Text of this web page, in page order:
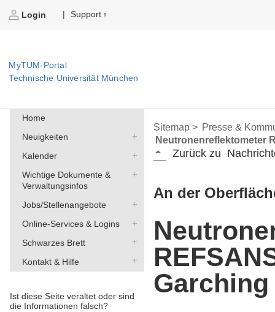
Login | Support
MyTUM-Portal
Technische Universität München
Home
Neuigkeiten
Kalender
Wichtige Dokumente &
Verwaltungsinfos
Jobs/Stellenangebote
Online-Services & Logins
Schwarzes Brett
Kontakt & Hilfe
Ist diese Seite veraltet oder sind
die Informationen falsch?
Sitemap > Presse &
Neutronenreflektometer
Zurück zu
An der